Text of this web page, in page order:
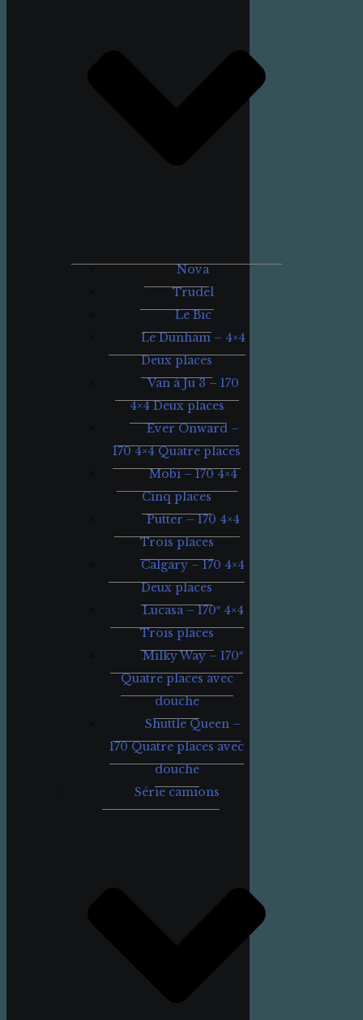
Nova
Trudel
Le Bic
Le Dunham – 4×4
Deux places
Van à Ju 3 – 170
4×4 Deux places
Ever Onward –
170 4×4 Quatre places
Mobi – 170 4×4
Cinq places
Putter – 170 4×4
Trois places
Calgary – 170 4×4
Deux places
Lucasa – 170″ 4×4
Trois places
Milky Way – 170″
Quatre places avec
douche
Shuttle Queen –
170 Quatre places avec
douche
Série camions